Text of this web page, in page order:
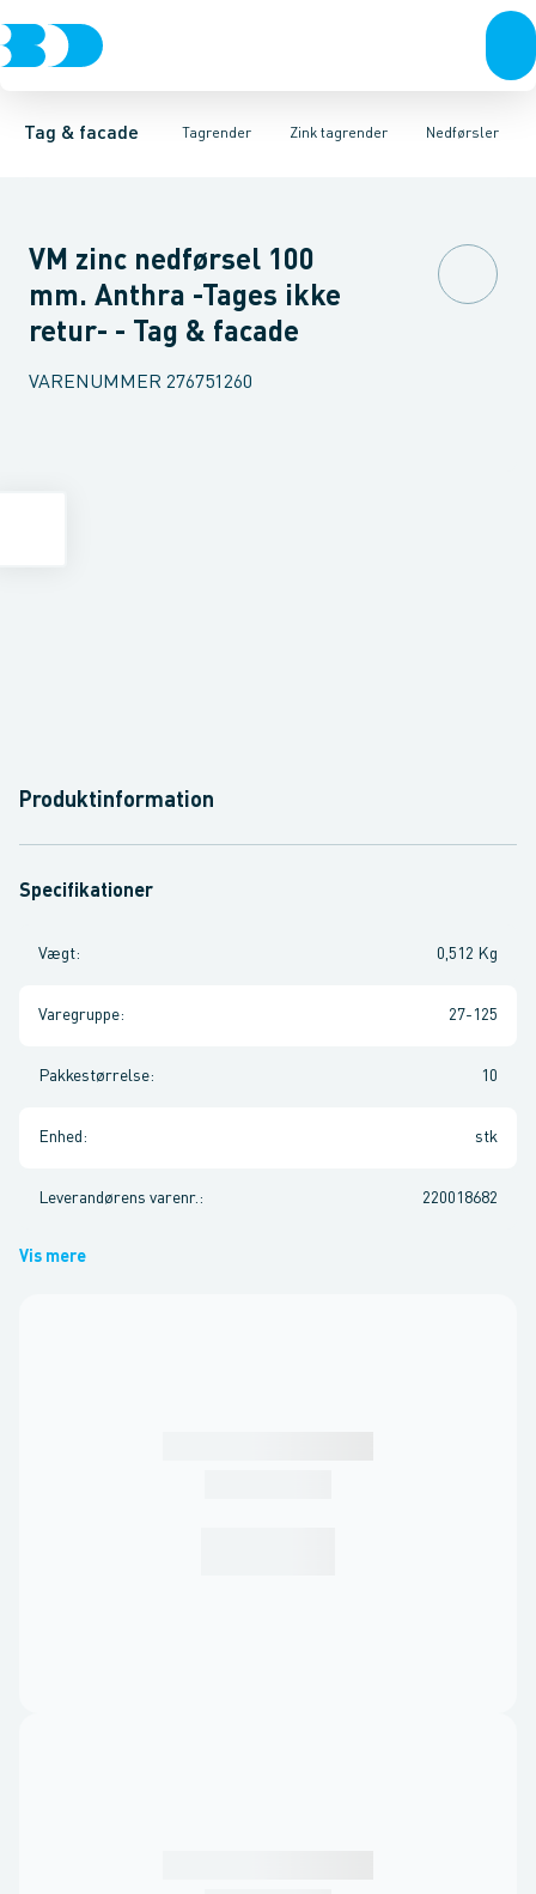
Tag & facade Tagrender
TagrenderPlader, coils & skifer Taginddækninger & taghætter
Zink tagrender
Zink tagrender Plast tagrender Stål tagrender Kobber
Nedførsler
TagrenderNedløbsrørBøjninger 40gr.Bøjninger 60gr.
VM zinc nedførsel 100
mm. Anthra -Tages ikke
retur- - Tag & facade
VARENUMMER 276751260
Produktinformation
Specifikationer
Vægt: 0,512 Kg
Varegruppe: 27-125
Pakkestørrelse: 10
Enhed : stk
Leverandørens varenr. : 220018682
Vis mere